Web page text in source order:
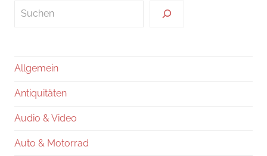
Suchen
Allgemein
Antiquitäten
Audio & Video
Auto & Motorrad